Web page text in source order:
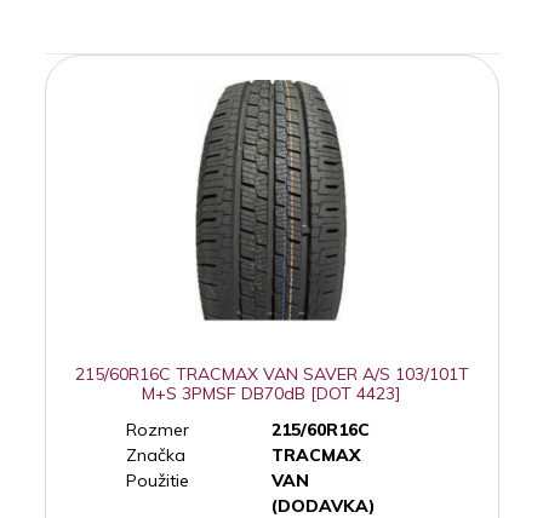
215/60R16C TRACMAX VAN SAVER A/S 103/101T
M+S 3PMSF DB70dB [DOT 4423]
Rozmer
215/60R16C
Značka
TRACMAX
Použitie
VAN
(DODAVKA)